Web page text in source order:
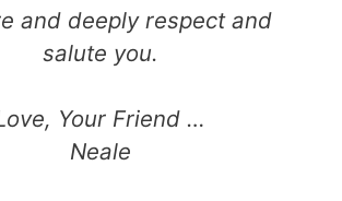
and deeply respect and
salute you.
Your Friend …
Neale